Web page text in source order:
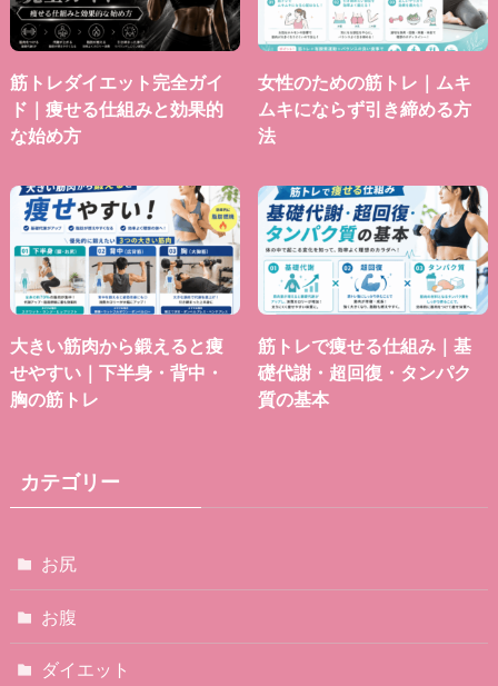
筋トレダイエット完全ガイ
ド｜痩せる仕組みと効果的
な始め方
女性のための筋トレ｜ムキ
ムキにならず引き締める方
法
大きい筋肉から鍛えると痩
せやすい｜下半身・背中・
胸の筋トレ
筋トレで痩せる仕組み｜基
礎代謝・超回復・タンパク
質の基本
カテゴリー
お尻
お腹
ダイエット